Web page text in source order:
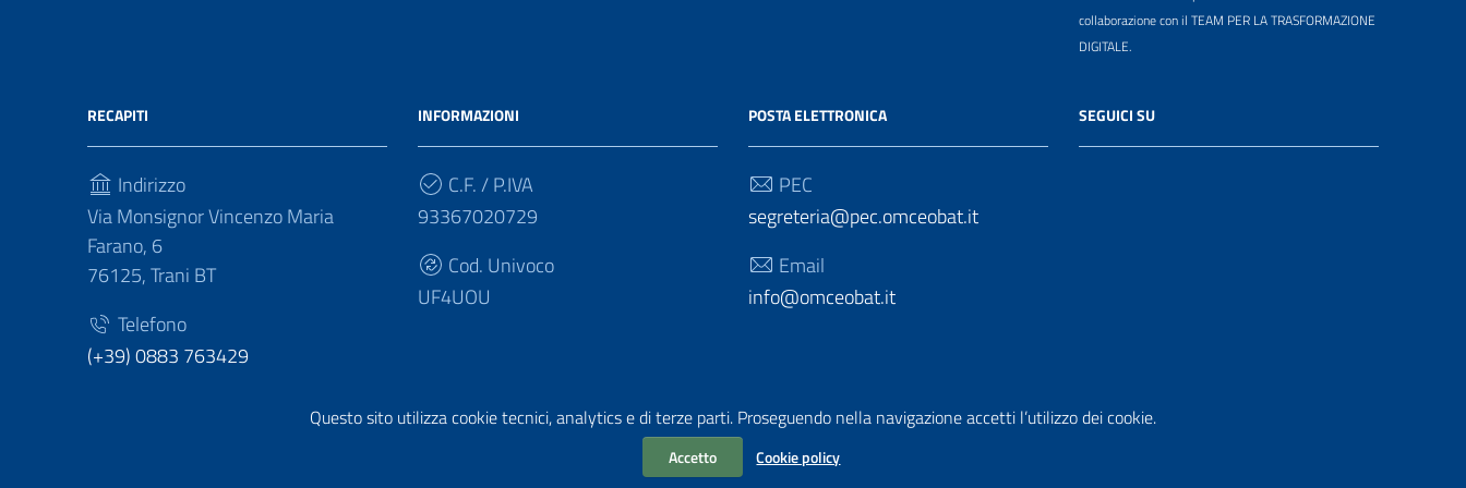
Questo sito utilizza cookie tecnici, analytics e di terze parti. Proseguendo nella navigazione accetti l’utilizzo dei cookie.
Accetto Cookie policy
collaborazione con il TEAM PER LA TRASFORMAZIONE
DIGITALE.
RECAPITI
Indirizzo
Via Monsignor Vincenzo Maria
Farano, 6
76125, Trani BT
Telefono
(+39) 0883 763429
INFORMAZIONI
C.F. / P.IVA
93367020729
Cod. Univoco
UF4UOU
POSTA ELETTRONICA
PEC
segreteria@pec.omceobat.it
Email
info@omceobat.it
SEGUICI SU